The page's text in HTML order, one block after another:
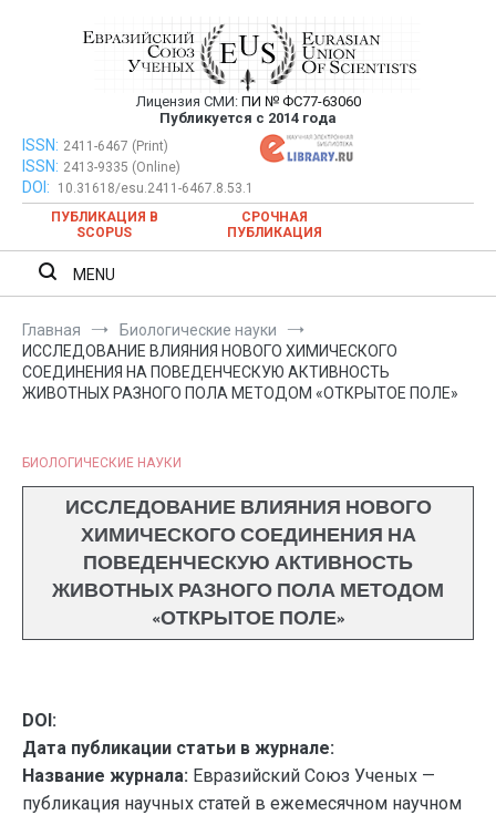
Евразийский Союз Ученых —
публикация научных статей в
ежемесячном научном журнале
Лицензия СМИ: ПИ № ФС77-63060
Публикуется с 2014 года
Евразийский Союз Ученых — публикация научных статей в
ежемесячном научном журнале
ISSN: 2411-6467 (Print)
ISSN: 2413-9335 (Online)
DOI:
10.31618/esu.2411-6467.8.53.1
ПУБЛИКАЦИЯ В
SCOPUS
СРОЧНАЯ
ПУБЛИКАЦИЯ
MENU
Главная
Биологические науки
ИССЛЕДОВАНИЕ ВЛИЯНИЯ НОВОГО ХИМИЧЕСКОГО
СОЕДИНЕНИЯ НА ПОВЕДЕНЧЕСКУЮ АКТИВНОСТЬ
ЖИВОТНЫХ РАЗНОГО ПОЛА МЕТОДОМ «ОТКРЫТОЕ ПОЛЕ»
БИОЛОГИЧЕСКИЕ НАУКИ
ИССЛЕДОВАНИЕ ВЛИЯНИЯ НОВОГО
ХИМИЧЕСКОГО СОЕДИНЕНИЯ НА
ПОВЕДЕНЧЕСКУЮ АКТИВНОСТЬ
ЖИВОТНЫХ РАЗНОГО ПОЛА МЕТОДОМ
«ОТКРЫТОЕ ПОЛЕ»
DOI:
Дата публикации статьи в журнале:
Название журнала: Евразийский Союз Ученых —
публикация научных статей в ежемесячном научном